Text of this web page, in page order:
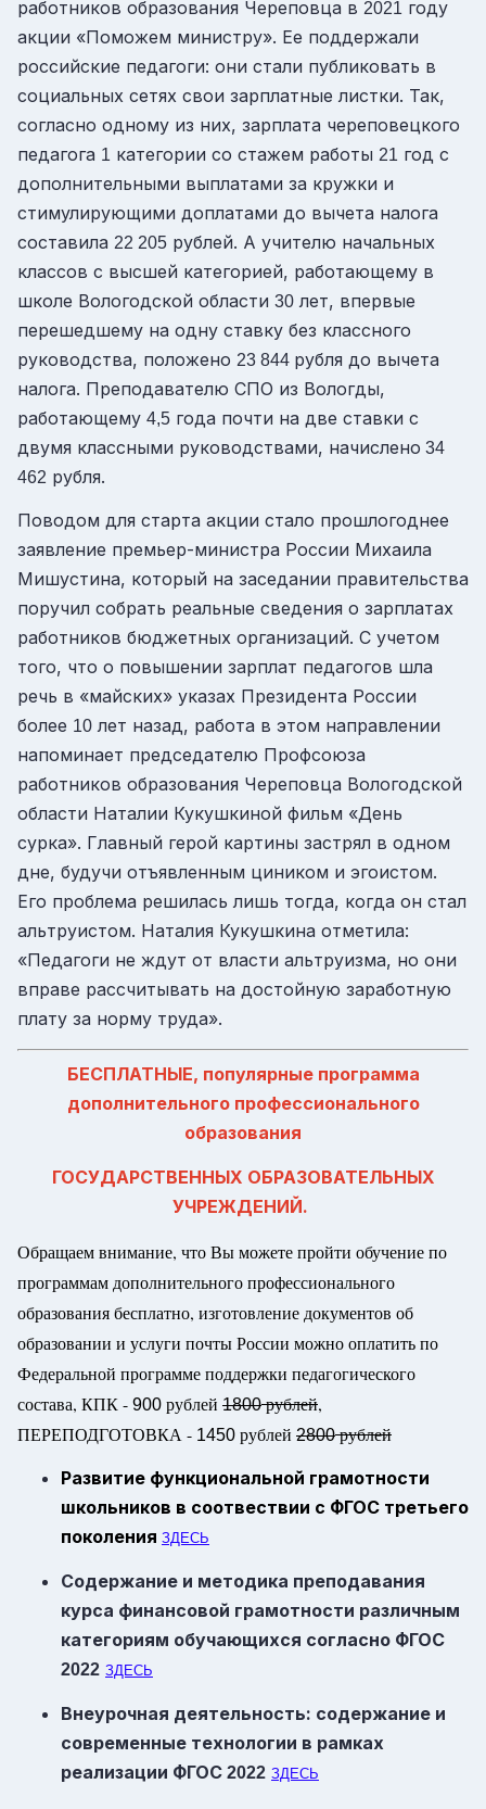
работников образования Череповца в 2021 году
акции «Поможем министру». Ее поддержали
российские педагоги: они стали публиковать в
социальных сетях свои зарплатные листки. Так,
согласно одному из них, зарплата череповецкого
педагога 1 категории со стажем работы 21 год с
дополнительными выплатами за кружки и
стимулирующими доплатами до вычета налога
составила 22 205 рублей. А учителю начальных
классов с высшей категорией, работающему в
школе Вологодской области 30 лет, впервые
перешедшему на одну ставку без классного
руководства, положено 23 844 рубля до вычета
налога. Преподавателю СПО из Вологды,
работающему 4,5 года почти на две ставки с
двумя классными руководствами, начислено 34
462 рубля.
Поводом для старта акции стало прошлогоднее
заявление премьер-министра России Михаила
Мишустина, который на заседании правительства
поручил собрать реальные сведения о зарплатах
работников бюджетных организаций. С учетом
того, что о повышении зарплат педагогов шла
речь в «майских» указах Президента России
более 10 лет назад, работа в этом направлении
напоминает председателю Профсоюза
работников образования Череповца Вологодской
области Наталии Кукушкиной фильм «День
сурка». Главный герой картины застрял в одном
дне, будучи отъявленным циником и эгоистом.
Его проблема решилась лишь тогда, когда он стал
альтруистом. Наталия Кукушкина отметила:
«Педагоги не ждут от власти альтруизма, но они
вправе рассчитывать на достойную заработную
плату за норму труда».
БЕСПЛАТНЫЕ, популярные программа
дополнительного профессионального
образования
ГОСУДАРСТВЕННЫХ ОБРАЗОВАТЕЛЬНЫХ
УЧРЕЖДЕНИЙ.
Обращаем внимание, что Вы можете пройти обучение по
программам дополнительного профессионального
образования бесплатно, изготовление документов об
образовании и услуги почты России можно оплатить по
Федеральной программе поддержки педагогического
состава, КПК - 900 рублей 1800рублей,
ПЕРЕПОДГОТОВКА - 1450 рублей 2800рублей
Развитие функциональной грамотности
школьников в соотвествии с ФГОС третьего
поколения ЗДЕСЬ
Содержание и методика преподавания
курса финансовой грамотности различным
категориям обучающихся согласно ФГОС
2022 ЗДЕСЬ
Внеурочная деятельность: содержание и
современные технологии в рамках
реализации ФГОС 2022 ЗДЕСЬ